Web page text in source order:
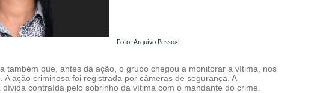
Foto: Arquivo Pessoal
também que, antes da ação, o grupo chegou a monitorar a vítima, nos
A ação criminosa foi registrada por câmeras de segurança. A
contraída pelo sobrinho da vítima com o mandante do crime.